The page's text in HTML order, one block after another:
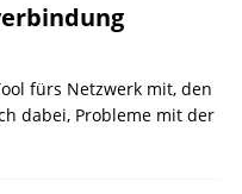
fürs Netzwerk mit, den
dabei, Probleme mit der